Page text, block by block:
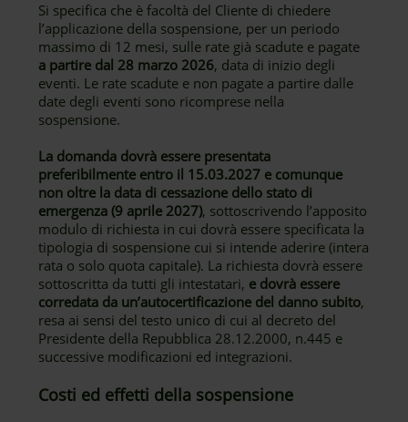
Si specifica che è facoltà del Cliente di chiedere
l’applicazione della sospensione, per un periodo
massimo di 12 mesi, sulle rate già scadute e pagate
a partire dal 28 marzo 2026, data di inizio degli
eventi. Le rate scadute e non pagate a partire dalle
date degli eventi sono ricomprese nella
sospensione.
La domanda dovrà essere presentata
preferibilmente entro il 15.03.2027 e comunque
non oltre la data di cessazione dello stato di
emergenza (9 aprile 2027), sottoscrivendo l’apposito
modulo di richiesta in cui dovrà essere specificata la
tipologia di sospensione cui si intende aderire (intera
rata o solo quota capitale). La richiesta dovrà essere
sottoscritta da tutti gli intestatari, e dovrà essere
corredata da un’autocertificazione del danno subito,
resa ai sensi del testo unico di cui al decreto del
Presidente della Repubblica 28.12.2000, n.445 e
successive modificazioni ed integrazioni.
Costi ed effetti della sospensione